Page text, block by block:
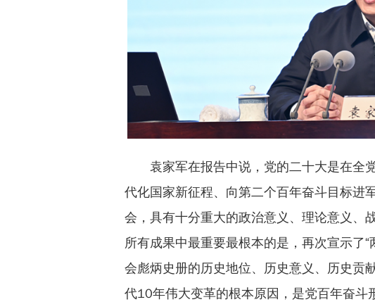
袁家军在报告中说，党的二十大是在全
代化国家新征程、向第二个百年奋斗目标进
会，具有十分重大的政治意义、理论意义、
所有成果中最重要最根本的是，再次宣示了
会彪炳史册的历史地位、历史意义、历史贡
代10年伟大变革的根本原因，是党百年奋斗